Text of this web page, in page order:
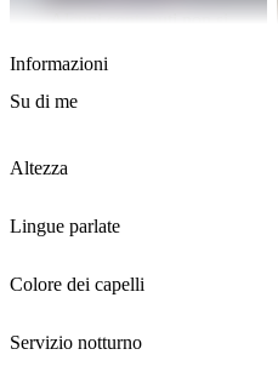
Alcuni contenuti non si
Alcuni contenuti non si
Richiedi accesso
Informazioni
Su di me
Altezza
Lingue parlate
Colore dei capelli
Servizio notturno